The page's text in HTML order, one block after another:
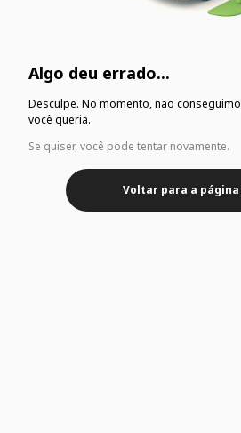
Algo deu errado...
Desculpe. No momento, não
você queria.
Se quiser, você pode tentar novamente.
Voltar para a